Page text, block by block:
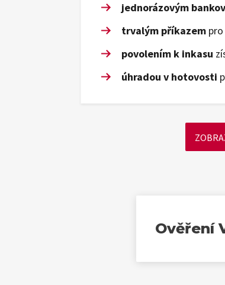
jednorázovým
trvalým příkazem
povolením k inkasu
úhradou v hotovosti
Ověření